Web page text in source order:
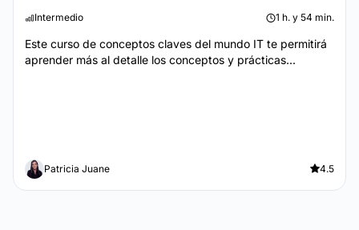
Intermedio 1 h. y 54 min.
Este curso de conceptos claves del mundo IT te permitirá
aprender más al detalle los conceptos y prácticas...
Patricia Juane 4.5